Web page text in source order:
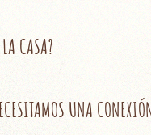
CASA?
UNA